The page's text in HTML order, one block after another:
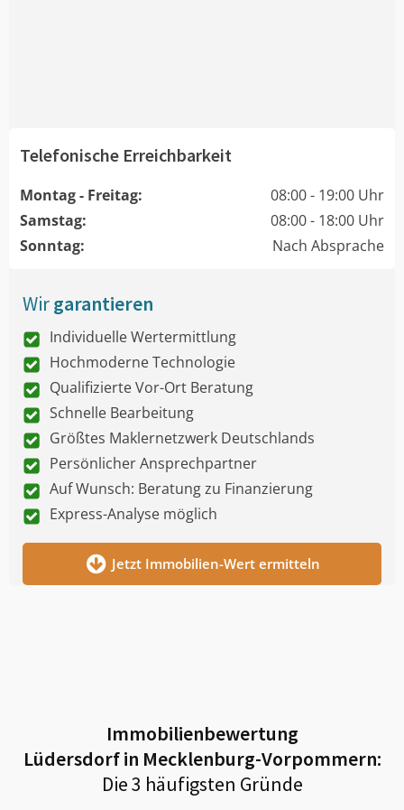
Telefonische Erreichbarkeit
Montag - Freitag:
08:00 - 19:00 Uhr
Samstag:
08:00 - 18:00 Uhr
Sonntag:
Nach Absprache
Wirgarantieren
Individuelle Wertermittlung
Hochmoderne Technologie
Qualifizierte Vor-Ort Beratung
Schnelle Bearbeitung
Größtes Maklernetzwerk Deutschlands
Persönlicher Ansprechpartner
Auf Wunsch: Beratung zu Finanzierung
Express-Analyse möglich
Jetzt Immobilien-Wert ermitteln
Immobilienbewertung
Lüdersdorf in Mecklenburg-Vorpommern:
Die 3 häufigsten Gründe